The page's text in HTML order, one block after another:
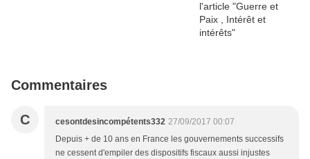
Commentaires
C cesontdesincompétents332 27/09/2017 00:07
Depuis + de 10 ans en France les gouvernements successifs
ne cessent d'empiler des dispositifs fiscaux aussi injustes